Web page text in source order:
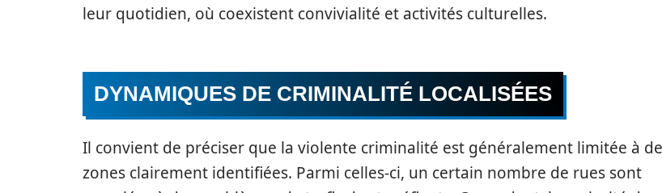
leur quotidien, où coexistent convivialité et activités culturelles.
DYNAMIQUES DE CRIMINALITÉ LOCALISÉES
Il convient de préciser que la violente criminalité est généralement limitée à
zones clairement identifiées. Parmi celles-ci, un certain nombre de rues sont